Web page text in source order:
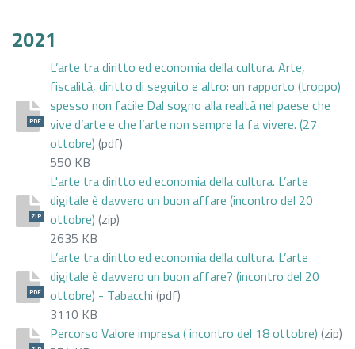
2021
PDF
L’arte tra diritto ed economia della cultura. Arte,
fiscalità, diritto di seguito e altro: un rapporto (troppo)
spesso non facile Dal sogno alla realtà nel paese che
vive d’arte e che l’arte non sempre la fa vivere. (27
ottobre) (pdf)
550 KB
ZIP
L'arte tra diritto ed economia della cultura. L’arte
digitale è davvero un buon affare (incontro del 20
ottobre) (zip)
2635 KB
PDF
L’arte tra diritto ed economia della cultura. L’arte
digitale è davvero un buon affare? (incontro del 20
ottobre) - Tabacchi (pdf)
3110 KB
Percorso Valore impresa ( incontro del 18 ottobre) (zip)